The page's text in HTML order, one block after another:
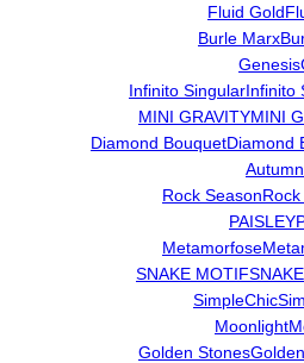
Fluid Gold
Burle Marx
Genesis
Infinito Singular
MINI GRAVITY
Diamond Bouquet
Autumn
Rock Season
PAISLEY
Metamorfose
SNAKE MOTIF
SimpleChic
Moonlight
Golden Stones